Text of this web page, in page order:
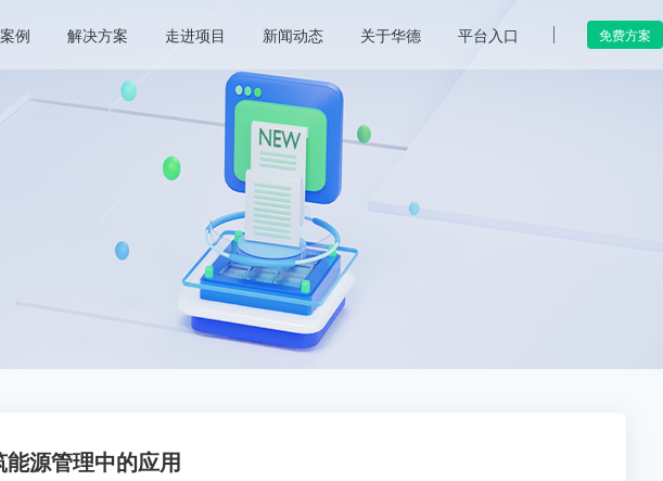
例 解决方案 走进项目 新闻动态 关于华德 平台入口 免费方案
源管理中的应用